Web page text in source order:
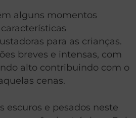
alguns momentos
para as crianças.
breves e intensas, com
alto contribuindo com o
cenas.
escuros e pesados neste